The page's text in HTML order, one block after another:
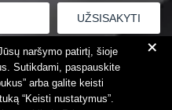
+
naršymo patirtį, šioje
Sutikdami, paspauskite
arba galite keisti
“Keisti nustatymus”.